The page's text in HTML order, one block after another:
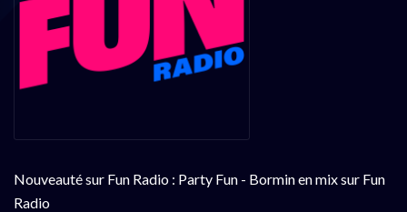
Nouveauté sur Fun Radio : Party Fun - Bormin en mix sur Fun
Radio